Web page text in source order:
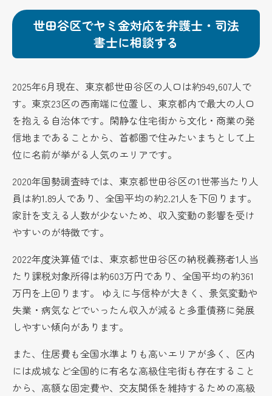
世田谷区でヤミ金対応を弁護士・司法
書士に相談する
2025年6月現在、東京都世田谷区の人口は約949,607人で
す。東京23区の西南端に位置し、東京都内で最大の人口
を抱える自治体です。閑静な住宅街から文化・商業の発
信地まであることから、首都圏で住みたいまちとして上
位に名前が挙がる人気のエリアです。
2020年国勢調査時では、東京都世田谷区の1世帯当たり人
員は約1.89人であり、全国平均の約2.21人を下回ります。
家計を支える人数が少ないため、収入変動の影響を受け
やすいのが特徴です。
2022年度決算値では、東京都世田谷区の納税義務者1人当
たり課税対象所得は約603万円であり、全国平均の約361
万円を上回ります。 ゆえに与信枠が大きく、景気変動や
失業・病気などでいったん収入が減ると多重債務に発展
しやすい傾向があります。
また、住居費も全国水準よりも高いエリアが多く、区内
には成城など全国的に有名な高級住宅街も存在すること
から、高額な固定費や、交友関係を維持するための高級